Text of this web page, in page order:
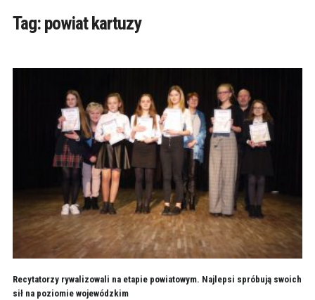
Tag: powiat kartuzy
Recytatorzy rywalizowali na etapie powiatowym. Najlepsi spróbują swoich
sił na poziomie wojewódzkim